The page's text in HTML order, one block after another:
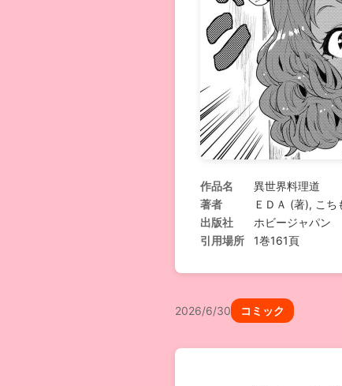
作品名
異世界料理道
著者
ＥＤＡ (著), こち
出版社
ホビージャパン
引用場所
1巻161頁
2026/6/30 コミック